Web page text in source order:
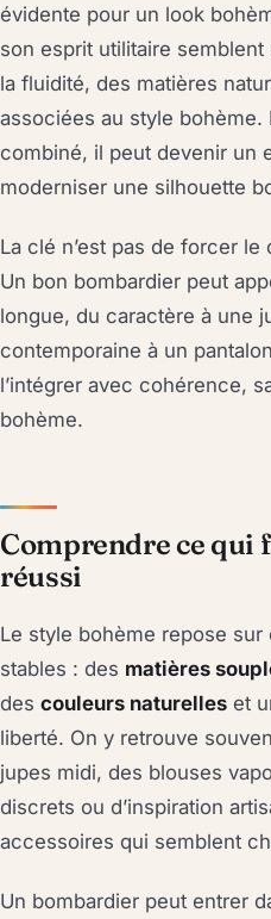
évidente pour un look
son esprit utilitaire semblent
la fluidité, des matières
associées au style
combiné, il peut devenir un
moderniser une silhouette
La clé n’est pas de forcer
Un bon bombardier peut
longue, du caractère à une
contemporaine à un
l’intégrer avec cohérence,
bohème.
Comprendre ce qui
réussi
Le style bohème repose
stables : des matières
des couleurs naturelles et
liberté. On y retrouve
jupes midi, des blouses
discrets ou d’inspiration
accessoires qui semblent
Un bombardier peut entrer